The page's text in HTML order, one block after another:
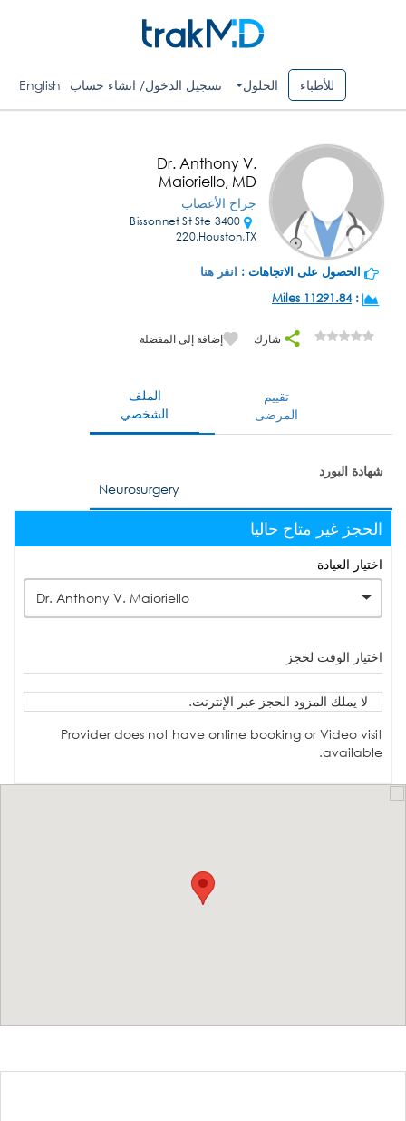
للأطباء الحلول تسجيل الدخول/ انشاء حساب English
Dr. Anthony V.
Maioriello, MD
جراح الأعصاب
3400 Bissonnet St Ste
220,Houston,TX
الحصول على الاتجاهات : انقر هنا
:
11291.84 Miles
شارك إضافة إلى المفضلة
الملف
الشخصي
تقييم
المرضى
شهادة البورد
Neurosurgery
الحجز غير متاح حاليا
اختيار العيادة
Dr. Anthony V. Maioriello
اختيار الوقت لحجز
لا يملك المزود الحجز عبر الإنترنت.
Provider does not have online booking or Video visit
available.